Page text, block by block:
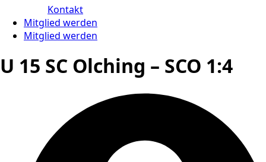
Kontakt
Mitglied werden
Mitglied werden
U 15 SC Olching – SCO 1:4